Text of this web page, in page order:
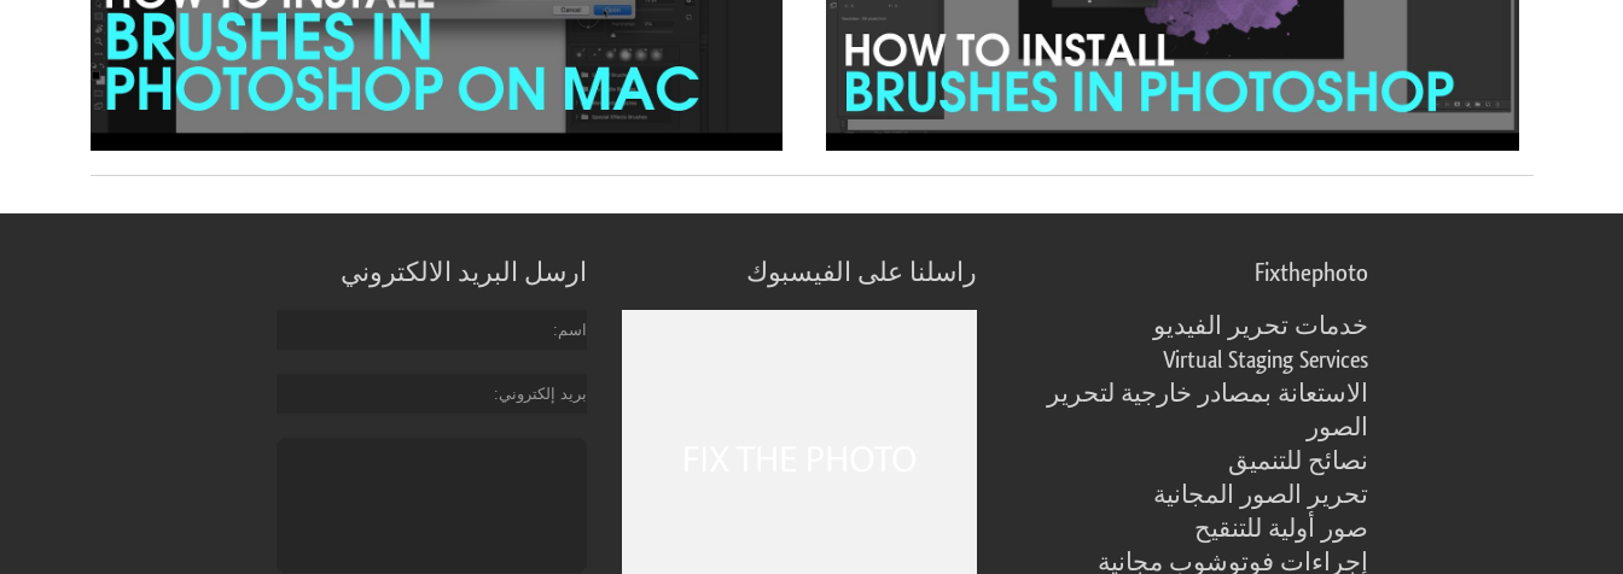
ارسل البريد الالكتروني
اسم
بريد إلكتروني
راسلنا على الفيسبوك Fixthephoto
خدمات تحرير الفيديو
Virtual Staging Services
الاستعانة بمصادر خارجية لتحرير
الصور
نصائح للتنميق
تحرير الصور المجانية
صور أولية للتنقيح
إجراءات فوتوشوب مجانية